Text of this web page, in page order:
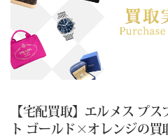
【宅配買取】エルメス プ
ト ゴールド×オレンジの買